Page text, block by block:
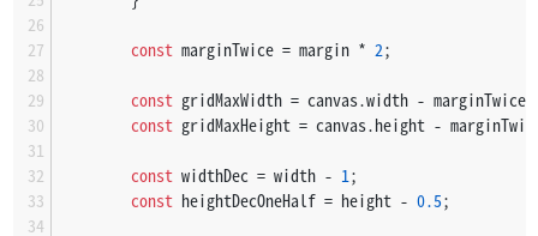
const marginTwice = margin * 2;
const gridMaxWidth = canvas.width -
const gridMaxHeight = canvas.height -
const widthDec = width - 1 ;
const heightDecOneHalf = height - 0.5;